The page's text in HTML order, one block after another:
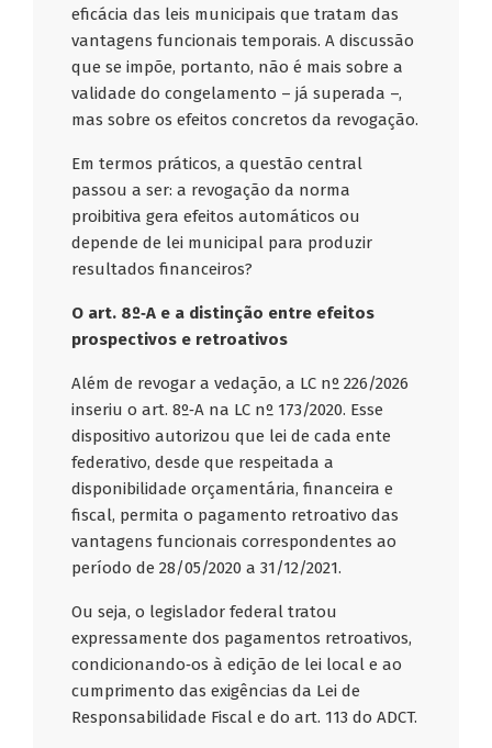
eficácia das leis municipais que tratam das
vantagens funcionais temporais. A discussão
que se impõe, portanto, não é mais sobre a
validade do congelamento – já superada –,
mas sobre os efeitos concretos da revogação.
Em termos práticos, a questão central
passou a ser: a revogação da norma
proibitiva gera efeitos automáticos ou
depende de lei municipal para produzir
resultados financeiros?
O art. 8º‑A e a distinção entre efeitos
prospectivos e retroativos
Além de revogar a vedação, a LC nº 226/2026
inseriu o art. 8º‑A na LC nº 173/2020. Esse
dispositivo autorizou que lei de cada ente
federativo, desde que respeitada a
disponibilidade orçamentária, financeira e
fiscal, permita o pagamento retroativo das
vantagens funcionais correspondentes ao
período de 28/05/2020 a 31/12/2021.
Ou seja, o legislador federal tratou
expressamente dos pagamentos retroativos,
condicionando‑os à edição de lei local e ao
cumprimento das exigências da Lei de
Responsabilidade Fiscal e do art. 113 do ADCT.